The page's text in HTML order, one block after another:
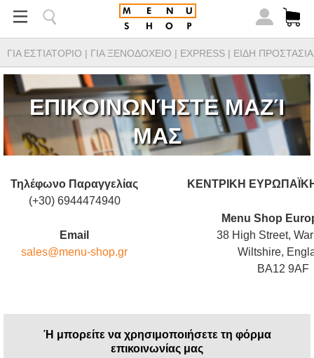
ΓΙΑ ΕΣΤΙΑΤΟΡΙΟ | ΓΙΑ ΞΕΝΟΔΟΧΕΙΟ | EXPRESS | ΕΙΔΗ
ΕΠΙΚΟΙΝΩΝΉΣΤΕ ΜΑΖΊ
ΜΑΣ
Τηλέφωνο Παραγγελίας
(+30) 6944474940
Email
sales@menu-shop.gr
ΚΕΝΤΡΙΚΗ
Menu Shop
38 High Street,
Wiltshire,
BA12 9AF
Ή μπορείτε να χρησιμοποιήσετε τη φόρμα
επικοινωνίας μας